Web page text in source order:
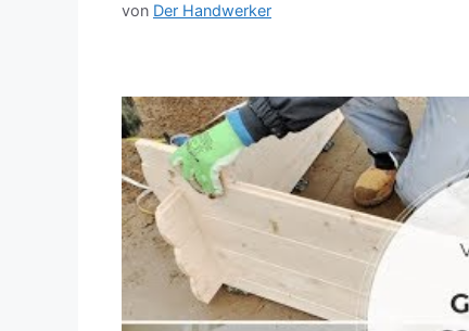
von Der Handwerker
Dieses Video auf YouTube ansehen